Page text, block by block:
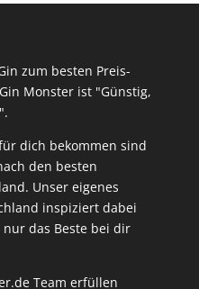
zum besten Preis-
Monster ist "Günstig,
dich bekommen sind
den besten
Unser eigenes
inspiziert dabei
das Beste bei dir
Team erfüllen